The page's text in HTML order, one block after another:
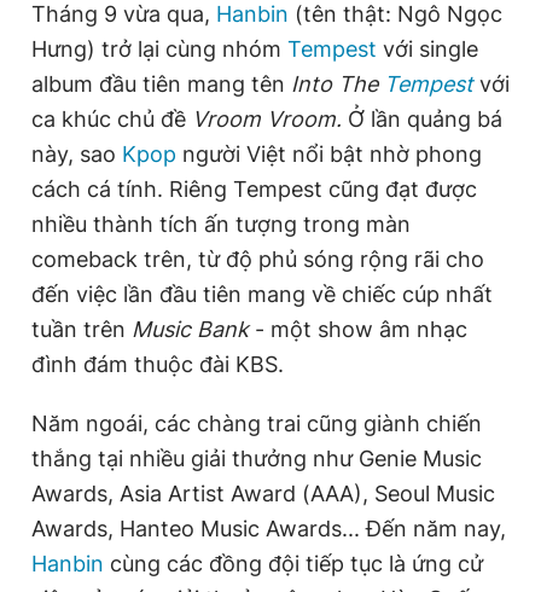
Theo dõi báo trên
Hotline
0906 645 777
Liên hệ quảng cáo
0908 780 404
Đặt báo Quảng cáo RSS Tòa soạn Chính sách bảo
Tổng biên tập: Nguyễn Ngọc Toàn
Phó tổng biên tập: Lâm Hiếu Dũng
Phó tổng biên tập: Trần Việt Hưng
Tổng thư ký tòa soạn: Đức Trung
Giấy phép xuất bản số 110/GP - BTTTT cấp ngày 24.3.2020
© 2003-2026 Bản quyền thuộc về Báo Thanh Niên. Cấm sao
bản. Phát triển bởi ePi Technologies, JSC.
Tháng 9 vừa qua, Hanbin (tên thật: Ngô Ngọc
Hưng) trở lại cùng nhóm Tempest với single
album đầu tiên mang tên Into The Tempestvới
ca khúc chủ đề Vroom Vroom. Ở lần quảng bá
này, sao Kpop người Việt nổi bật nhờ phong
cách cá tính. Riêng Tempest cũng đạt được
nhiều thành tích ấn tượng trong màn
comeback trên, từ độ phủ sóng rộng rãi cho
đến việc lần đầu tiên mang về chiếc cúp nhất
tuần trên Music Bank- một show âm nhạc
đình đám thuộc đài KBS.
Năm ngoái, các chàng trai cũng giành chiến
thắng tại nhiều giải thưởng như Genie Music
Awards, Asia Artist Award (AAA), Seoul Music
Awards, Hanteo Music Awards... Đến năm nay,
Hanbin cùng các đồng đội tiếp tục là ứng cử